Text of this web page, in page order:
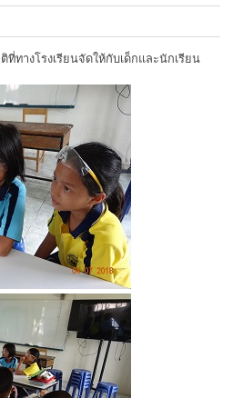
ที่ทางโรงเรียนจัดให้กับเด็กและนักเรียน